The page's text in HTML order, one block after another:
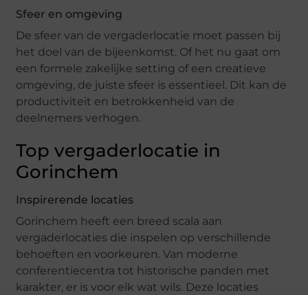
Sfeer en omgeving
De sfeer van de vergaderlocatie moet passen bij
het doel van de bijeenkomst. Of het nu gaat om
een formele zakelijke setting of een creatieve
omgeving, de juiste sfeer is essentieel. Dit kan de
productiviteit en betrokkenheid van de
deelnemers verhogen.
Top vergaderlocatie in
Gorinchem
Inspirerende locaties
Gorinchem heeft een breed scala aan
vergaderlocaties die inspelen op verschillende
behoeften en voorkeuren. Van moderne
conferentiecentra tot historische panden met
karakter, er is voor elk wat wils. Deze locaties